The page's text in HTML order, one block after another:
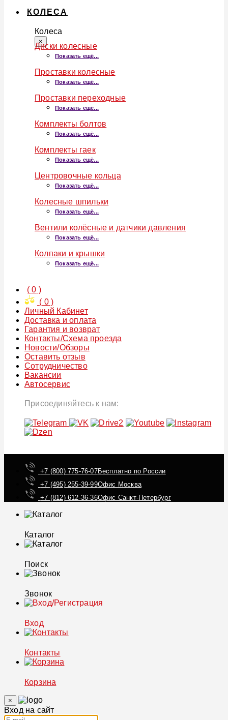
КОЛЕСА
Колеса
×
Диски колесные
Показать ещё...
Проставки колесные
Показать ещё...
Проставки переходные
Показать ещё...
Комплекты болтов
Показать ещё...
Комплекты гаек
Показать ещё...
Центровочные кольца
Показать ещё...
Колесные шпильки
Показать ещё...
Вентили колёсные и датчики давления
Показать ещё...
Колпаки и крышки
Показать ещё...
(0 )
( 0)
Личный Кабинет
Доставка и оплата
Гарантия и возврат
Контакты/Схема проезда
Новости/Обзоры
Оставить отзыв
Сотрудничество
Вакансии
Автосервис
Присоединяйтесь к нам:
+7 (800) 775-76-07Бесплатно по России
+7 (495) 255-39-99Офис Москва
+7 (812) 612-36-36Офис Санкт-Петербург
Каталог
Поиск
Звонок
Вход
Контакты
Корзина
×
Вход на сайт